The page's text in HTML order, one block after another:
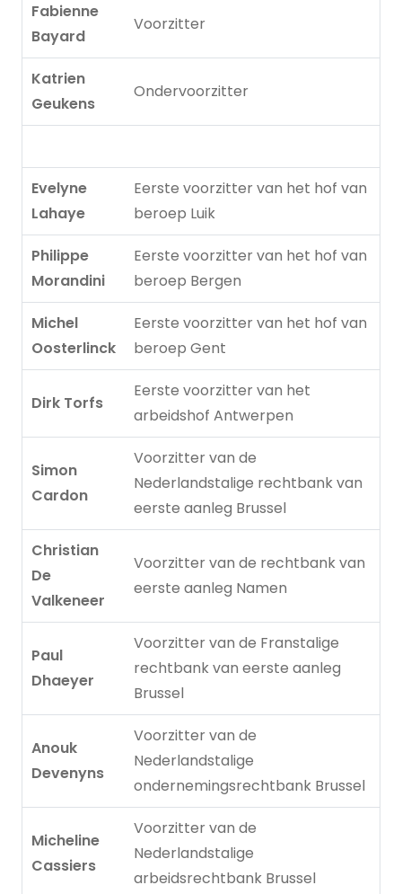
Fabienne
Bayard
Voorzitter
Katrien
Geukens
Ondervoorzitter
Evelyne
Lahaye
Eerste voorzitter van het hof van
beroep Luik
Philippe
Morandini
Eerste voorzitter van het hof van
beroep Bergen
Michel
Oosterlinck
Eerste voorzitter van het hof van
beroep Gent
Dirk Torfs
Eerste voorzitter van het
arbeidshof Antwerpen
Simon
Cardon
Voorzitter van de
Nederlandstalige rechtbank van
eerste aanleg Brussel
Christian
De
Valkeneer
Voorzitter van de rechtbank van
eerste aanleg Namen
Paul
Dhaeyer
Voorzitter van de Franstalige
rechtbank van eerste aanleg
Brussel
Anouk
Devenyns
Voorzitter van de
Nederlandstalige
ondernemingsrechtbank Brussel
Micheline
Cassiers
Voorzitter van de
Nederlandstalige
arbeidsrechtbank Brussel